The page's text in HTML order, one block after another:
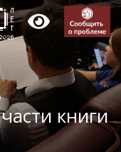
книги